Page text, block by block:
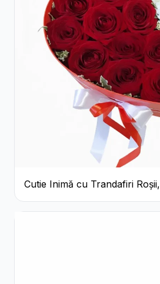
Cutie Inimă cu Trandafiri Roșii,
Crizanteme Albe și Bomboane
Raffaello